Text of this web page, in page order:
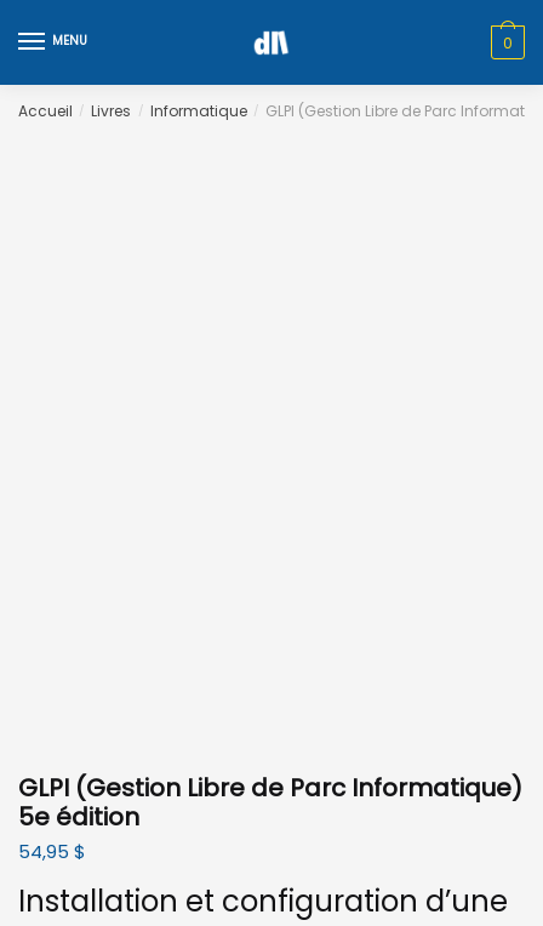
to
to
MENU 0
Accueil / Livres / Informatique / GLPI (Gestion Libre de Parc
GLPI (Gestion Libre de Parc Informatique)
5e édition
54,95 $
Installation et configuration d’une